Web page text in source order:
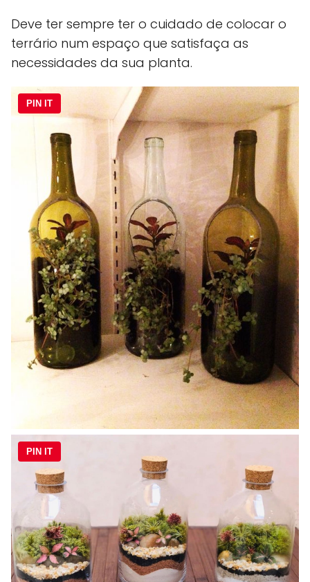
Deve ter sempre ter o cuidado de colocar o
terrário num espaço que satisfaça as
necessidades da sua planta.
PIN IT
PIN IT